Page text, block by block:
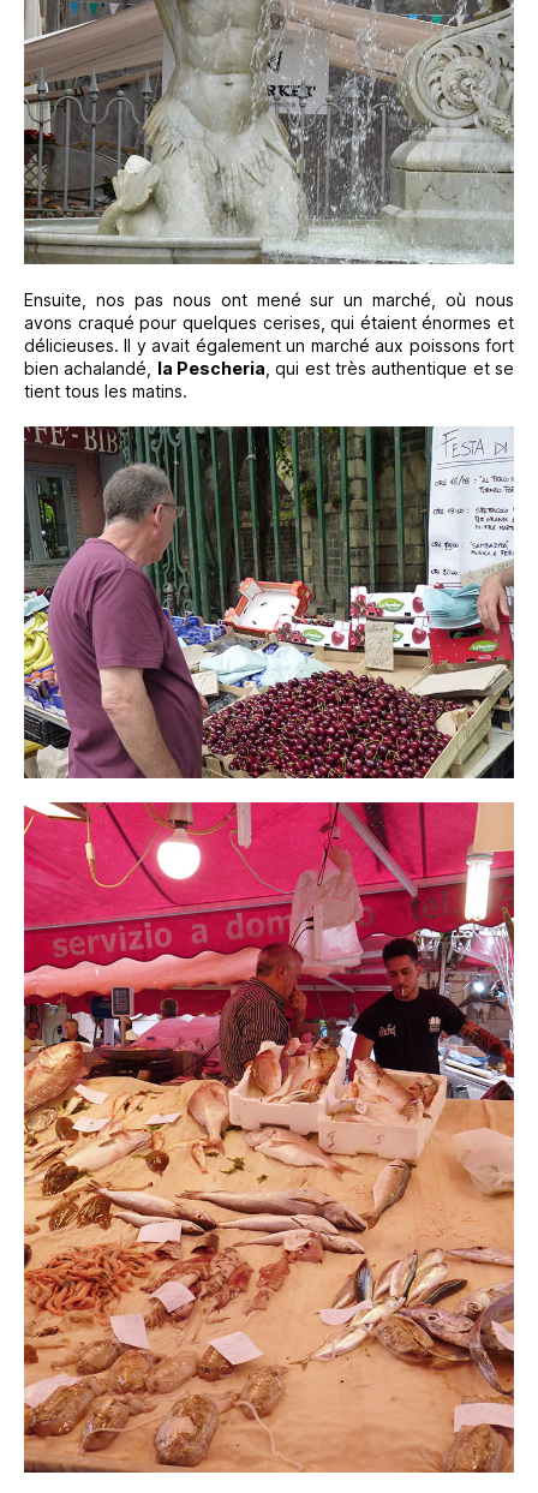
Ensuite, nos pas nous ont mené sur un marché, où nous
avons craqué pour quelques cerises, qui étaient énormes et
délicieuses. Il y avait également un marché aux poissons fort
bien achalandé, la Pescheria , qui est très authentique et se
tient tous les matins.